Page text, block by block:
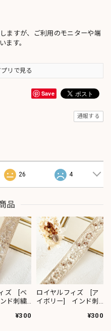
ますが、ご利用のモニターや端
ます。
リで見る
Save
通報する
26 4
品
ズ [ベ
ド刺繍
¥300
ロイヤルフィズ [ア
イボリー] インド刺
¥300